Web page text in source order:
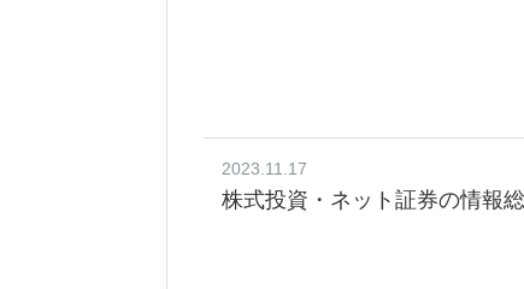
2023.11.17
株式投資・ネット証券の情報